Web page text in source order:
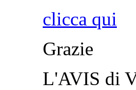
clicca qui
Grazie
L'AVIS di